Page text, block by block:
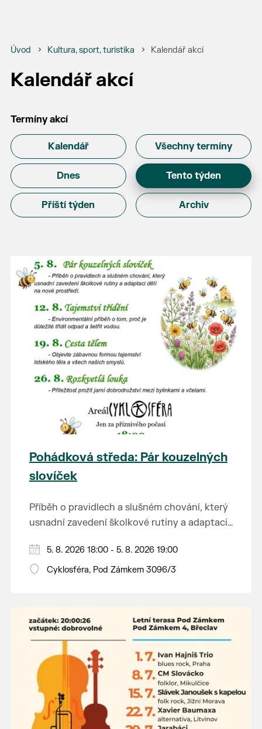
Úvod Kultura, sport, turistika Kalendář akcí
Kalendář akcí
Termíny akcí
Kalendář Všechny termíny
Dnes Tento týden
Příští týden Archiv
Pohádková středa: Pár kouzelných
slovíček
Příběh o pravidlech a slušném chování, který
usnadní zavedení školkové rutiny a adaptaci
Hraje se jen za příznivého počasí.
Vstupné dobrovolné.
5. 8. 2026 18:00 - 5. 8. 2026 19:00
Cyklosféra, Pod Zámkem 3096/3